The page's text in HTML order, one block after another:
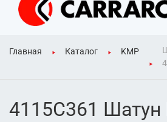
Главная Каталог KMP
4115C361 Шатун